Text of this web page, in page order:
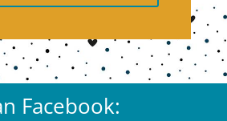
Facebook: